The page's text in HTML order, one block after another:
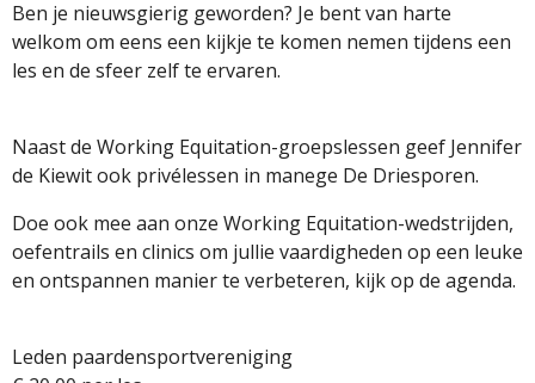
Ben je nieuwsgierig geworden? Je bent van harte
welkom om eens een kijkje te komen nemen tijdens een
les en de sfeer zelf te ervaren.
Naast de Working Equitation-groepslessen geef Jennifer
de Kiewit ook privélessen in manege De Driesporen.
Doe ook mee aan onze Working Equitation-wedstrijden,
oefentrails en clinics om jullie vaardigheden op een leuke
en ontspannen manier te verbeteren, kijk op de agenda.
Leden paardensportvereniging